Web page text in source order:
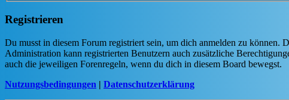
Registrieren
Du musst in diesem Forum registriert sein, um dich anmelden zu
Administration kann registrierten Benutzern auch zusätzliche
auch die jeweiligen Forenregeln, wenn du dich in diesem Board bewegst.
Nutzungsbedingungen | Datenschutzerklärung